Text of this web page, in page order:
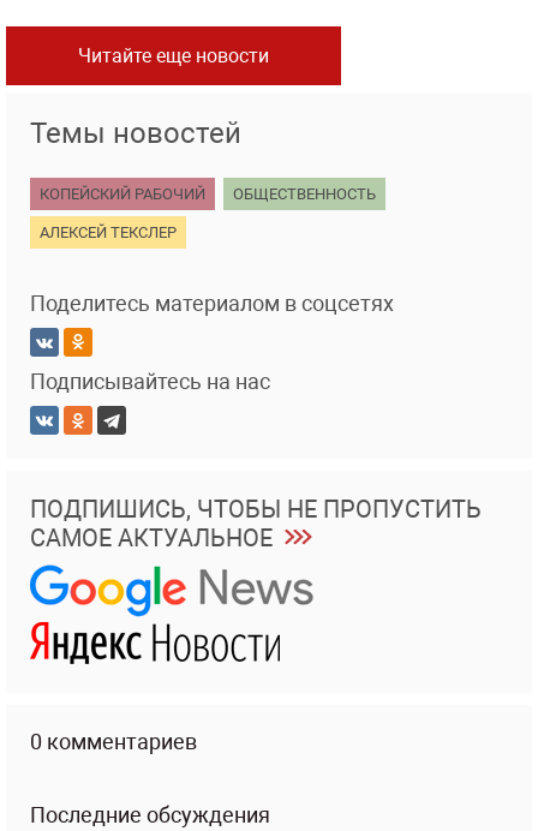
Читайте еще новости
Темы новостей
КОПЕЙСКИЙ РАБОЧИЙ ОБЩЕСТВЕННОСТЬ
АЛЕКСЕЙ ТЕКСЛЕР
Поделитесь материалом в соцсетях
Подписывайтесь на нас
ПОДПИШИСЬ, ЧТОБЫ НЕ ПРОПУСТИТЬ
САМОЕ АКТУАЛЬНОЕ
0 комментариев
Последние обсуждения